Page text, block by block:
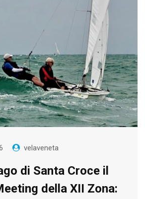
velaveneta
di Santa Croce il
della XII Zona: